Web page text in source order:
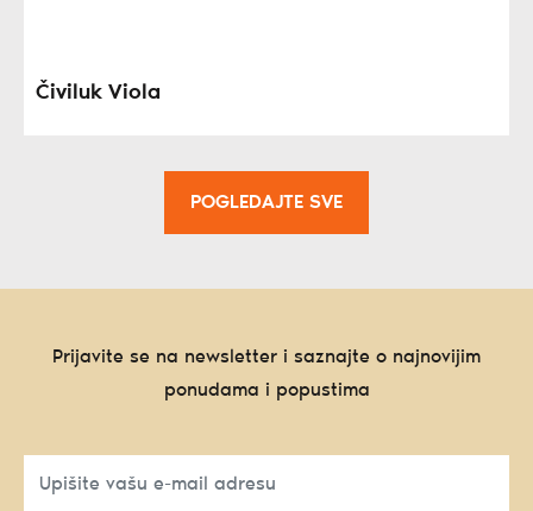
Čiviluk Viola
POGLEDAJTE SVE
Prijavite se na newsletter i saznajte o najnovijim
ponudama i popustima